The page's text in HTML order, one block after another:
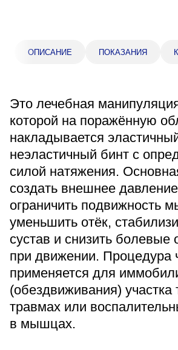
Адрес
Суббота 08:00–16:00
+7 (4742) 55-55-43
Санаторий-
«Парус»
Адрес
399000, г. Липецк, Плехановское
Ленинский лесхоз, квартал 67
Понедельник — четверг
перерыв 12:00–12:30
Пятница
08:00–15:45
Администратор
ОПИСАНИЕ ПОКАЗАНИЯ
Это лечебная
которой на поражённую
накладывается
неэластичный бинт с
силой натяжения.
создать внешнее
ограничить подвижность
уменьшить отёк,
сустав и снизить
при движении. Процедура
применяется для
(обездвиживания) участка
травмах или
в мышцах.